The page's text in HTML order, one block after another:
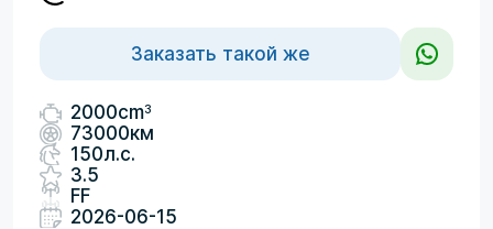
Заказать такой же
2000cm3
73000км
150л.с.
3.5
FF
2026-06-15